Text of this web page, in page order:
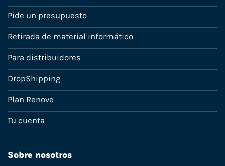
Pide un presupuesto
Retirada de material informático
Para distribuidores
DropShipping
Plan Renove
Tu cuenta
Sobre nosotros